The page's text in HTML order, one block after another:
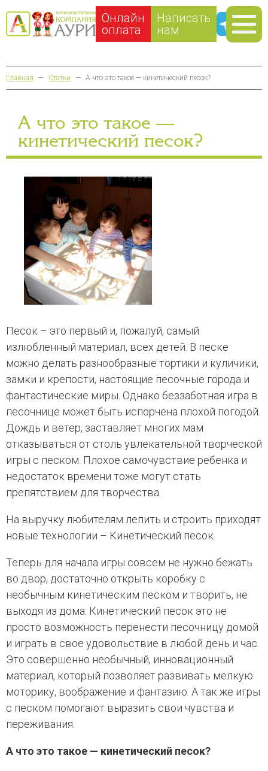
Онлайн
оплата
Написать
нам
Главная — Статьи — А что это такое — кинетический песок?
А что это такое —
кинетический песок?
Песок – это первый и, пожалуй, самый
излюбленный материал, всех детей. В песке
можно делать разнообразные тортики и куличики,
замки и крепости, настоящие песочные города и
фантастические миры. Однако беззаботная игра в
песочнице может быть испорчена плохой погодой.
Дождь и ветер, заставляет многих мам
отказываться от столь увлекательной творческой
игры с песком. Плохое самочувствие ребенка и
недостаток времени тоже могут стать
препятствием для творчества.
На выручку любителям лепить и строить приходят
новые технологии – Кинетический песок.
Теперь для начала игры совсем не нужно бежать
во двор, достаточно открыть коробку с
необычным кинетическим песком и творить, не
выходя из дома. Кинетический песок это не
просто возможность перенести песочницу домой
и играть в свое удовольствие в любой день и час.
Это совершенно необычный, инновационный
материал, который позволяет развивать мелкую
моторику, воображение и фантазию. А так же игры
с песком помогают выразить свои чувства и
переживания.
А что это такое — кинетический песок?